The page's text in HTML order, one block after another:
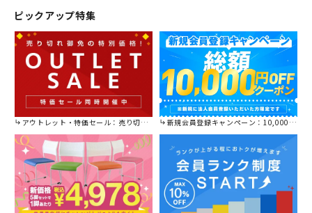
ピックアップ特集
アウトレット・特価セール：売り切れ御免の特別価格！ 新規会員登録キャンペーン：10,000円OFFクーポン進呈中！